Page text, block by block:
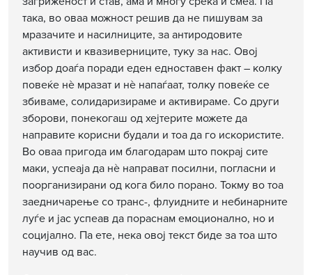
така, во оваа можност решив да не пишувам за
мразачите и насилниците, за антиродовите
активисти и квазиверниците, туку за нас. Овој
избор доаѓа поради еден едноставен факт – колку
повеќе нè мразат и нè напаѓаат, толку повеќе се
збиваме, солидаризираме и активираме. Со други
зборови, понекогаш од хејтерите можете да
направите корисни будали и тоа да го искористите.
Во оваа пригода им благодарам што покрај сите
маки, успеаја да нè направат посилни, погласни и
поорганизирани од кога било порано. Токму во тоа
заедничарење со транс-, флуидните и небинарните
луѓе и јас успеав да пораснам емоционално, но и
социјално. Па ете, нека овој текст биде за тоа што
научив од вас.